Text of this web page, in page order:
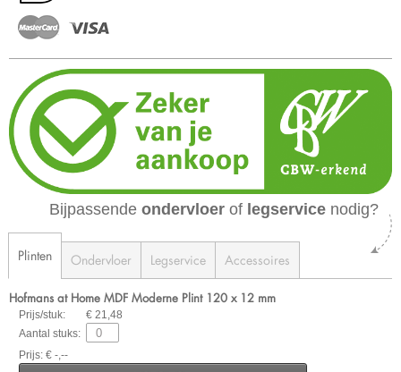
Bijpassende ondervloer of legservice nodig?
Plinten Ondervloer Legservice Accessoires
Hofmans at Home MDF Moderne Plint 120 x 12 mm
Prijs/stuk:
€ 21,48
Aantal stuks:
Prijs: € -,--